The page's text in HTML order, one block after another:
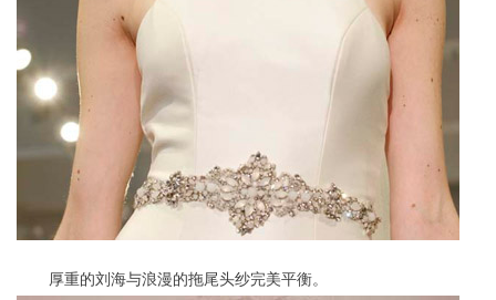
厚重的刘海与浪漫的拖尾头纱完美平衡。